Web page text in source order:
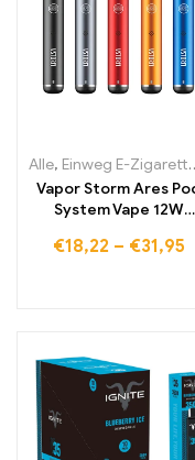
Alle, Einweg E-Zigaretten
Vapor Storm Ares
System Vape 12W
€18,22 – €31,95